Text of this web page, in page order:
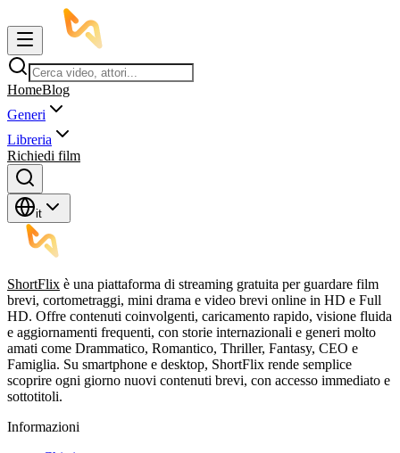
HomeBlog
Generi
Libreria
Richiedi film
it
ShortFlix è una piattaforma di streaming gratuita per guardare film
brevi, cortometraggi, mini drama e video brevi online in HD e Full
HD. Offre contenuti coinvolgenti, caricamento rapido, visione fluida
e aggiornamenti frequenti, con storie internazionali e generi molto
amati come Drammatico, Romantico, Thriller, Fantasy, CEO e
Famiglia. Su smartphone e desktop, ShortFlix rende semplice
scoprire ogni giorno nuovi contenuti brevi, con accesso immediato e
sottotitoli.
Informazioni